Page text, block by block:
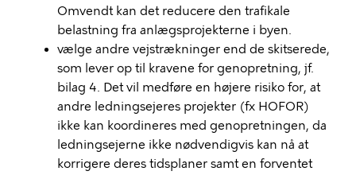
Omvendt kan det reducere den trafikale
belastning fra anlægsprojekterne i byen.
vælge andre vejstrækninger end de skitserede,
som lever op til kravene for genopretning, jf.
bilag 4. Det vil medføre en højere risiko for, at
andre ledningsejeres projekter (fx HOFOR)
ikke kan koordineres med genopretningen, da
ledningsejerne ikke nødvendigvis kan nå at
korrigere deres tidsplaner samt en forventet